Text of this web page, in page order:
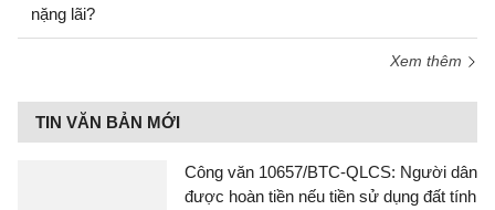
nặng lãi?
Xem thêm
TIN VĂN BẢN MỚI
Công văn 10657/BTC-QLCS: Người dân
được hoàn tiền nếu tiền sử dụng đất tính